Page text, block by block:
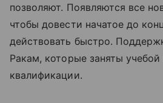
позволяют. Появляются все
чтобы довести начатое до
действовать быстро.
Ракам, которые заняты
квалификации.